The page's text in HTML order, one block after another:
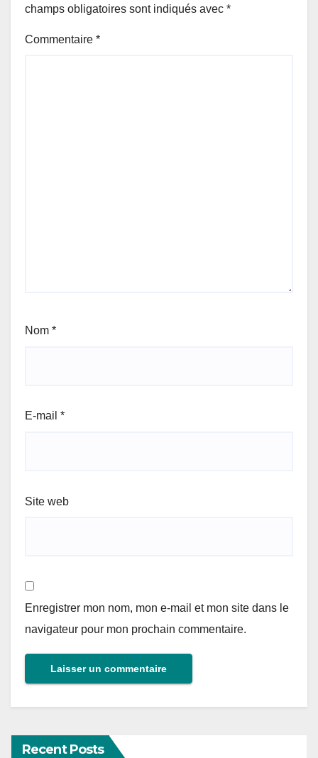
champs obligatoires sont indiqués avec *
Commentaire *
Nom *
E-mail *
Site web
Enregistrer mon nom, mon e-mail et mon site dans le
navigateur pour mon prochain commentaire.
Recent Posts